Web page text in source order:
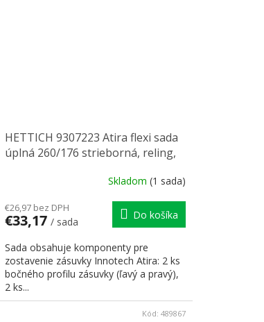
HETTICH 9307223 Atira flexi sada
úplná 260/176 strieborná, reling,
Skladom (1 sada)
€26,97 bez DPH
€33,17 / sada
Do košíka
Sada obsahuje komponenty pre
zostavenie zásuvky Innotech Atira: 2 ks
bočného profilu zásuvky (ľavý a pravý),
2 ks...
Kód: 489867